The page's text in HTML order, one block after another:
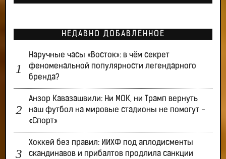
НЕДАВНО ДОБАВЛЕННОЕ
Наручные часы «Восток»: в чём секрет
феноменальной популярности легендарного
бренда?
Анзор Кавазашвили: Ни МОК, ни Трамп вернуть
наш футбол на мировые стадионы не помогут -
«Спорт»
Хоккей без правил: ИИХФ под аплодисменты
скандинавов и прибалтов продлила санкции